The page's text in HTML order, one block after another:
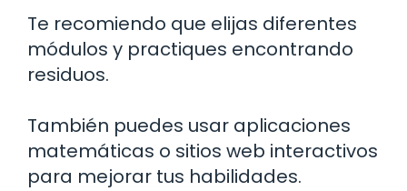
Te recomiendo que elijas diferentes
módulos y practiques encontrando
residuos.
También puedes usar aplicaciones
matemáticas o sitios web interactivos
para mejorar tus habilidades.